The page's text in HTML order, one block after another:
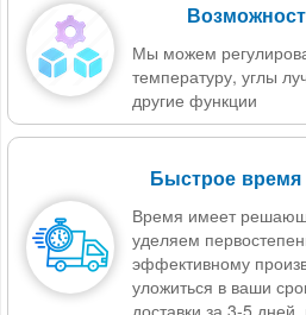
Мы можем
температуру, углы
другие функции
Быстрое время
Время имеет
уделяем
эффективному
уложиться в ваши
доставки за 3-5